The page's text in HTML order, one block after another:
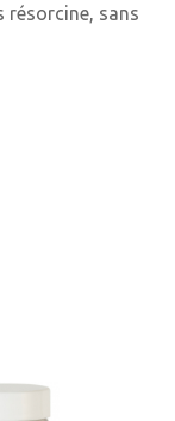
résorcine, sans